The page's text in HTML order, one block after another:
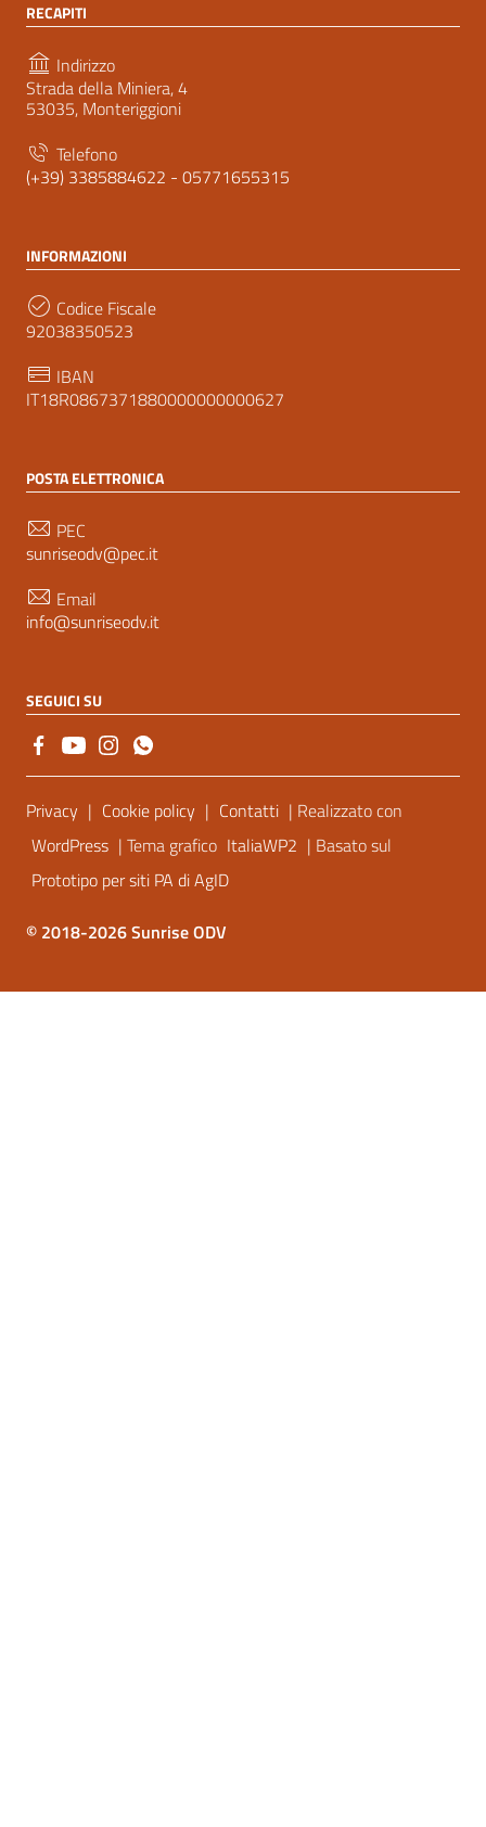
RECAPITI
Indirizzo
Strada della Miniera, 4
53035, Monteriggioni
Telefono
(+39) 3385884622 - 05771655315
INFORMAZIONI
Codice Fiscale
92038350523
IBAN
IT18R0867371880000000000627
POSTA ELETTRONICA
PEC
sunriseodv@pec.it
Email
info@sunriseodv.it
SEGUICI SU
Sezione Link Utili
Privacy | Cookie policy | Contatti | Realizzato con
WordPress | Tema grafico ItaliaWP2 | Basato sul
Prototipo per siti PA di AgID
© 2018-2026 Sunrise ODV